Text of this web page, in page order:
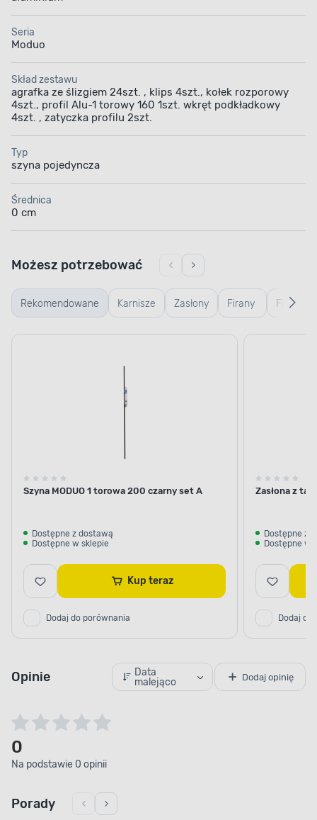
Seria
Moduo
Skład zestawu
agrafka ze ślizgiem 24szt. , klips 4szt., kołek rozporowy
4szt., profil Alu-1 torowy 160 1szt. wkręt podkładkowy
4szt. , zatyczka profilu 2szt.
Typ
szyna pojedyncza
Średnica
0 cm
Rekomendowane Karnisze
z tej
serii
Zasłony
na
Firany
na
Firany na
Możesz potrzebować
Szyna MODUO 1 torowa 200 czarny set A
Dostępne z dostawą
Dostępne w sklepie
Kup teraz
Dodaj do porównania
Zasłona z
Dostępne z
Dostępne w
Dodaj do
Opinie
Data
malejąco
Dodaj opinię
0
Na podstawie 0 opinii
Porady